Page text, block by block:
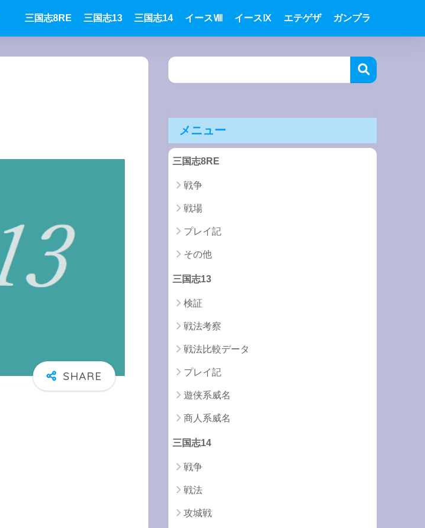
三国志8RE 三国志13 三国志14 イースⅧ イースⅨ エテゲザ ガンプラ
メニュー
三国志8RE
戦争
戦場
プレイ記
その他
三国志13
検証
戦法考察
戦法比較データ
プレイ記
遊侠系威名
商人系威名
三国志14
戦争
戦法
攻城戦